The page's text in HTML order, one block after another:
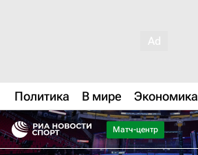
Политика В мире Экономика
Матч-центр